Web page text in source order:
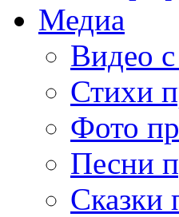
Медиа
Видео
Стихи
Фото
Песни
Сказки